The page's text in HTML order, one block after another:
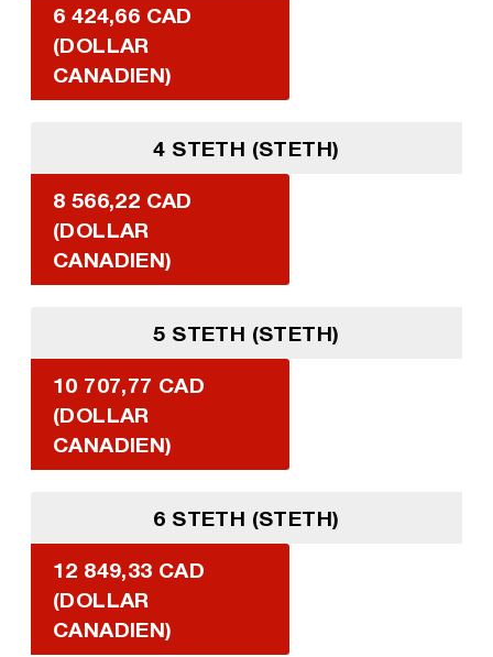
6 424,66 CAD
(DOLLAR
CANADIEN)
4 STETH (STETH)
8 566,22 CAD
(DOLLAR
CANADIEN)
5 STETH (STETH)
10 707,77 CAD
(DOLLAR
CANADIEN)
6 STETH (STETH)
12 849,33 CAD
(DOLLAR
CANADIEN)